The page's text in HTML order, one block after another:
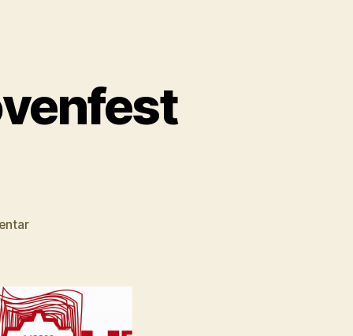
zu
Beethovenfest
Bonn